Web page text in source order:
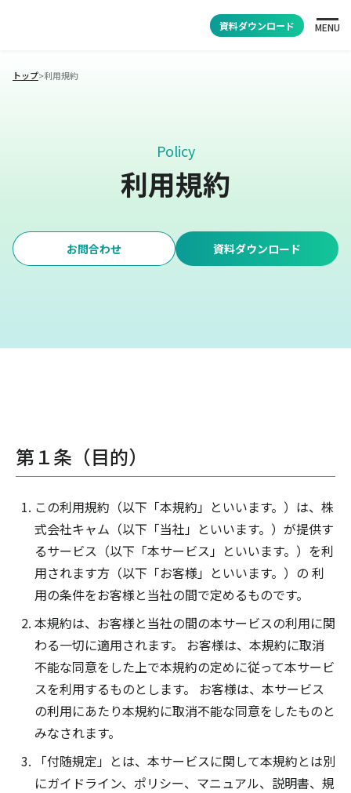
資料ダウンロード MENU
トップ>利用規約
Policy
利用規約
お問合わせ 資料ダウンロード
第１条（目的）
この利用規約（以下「本規約」といいます。）は、株
式会社キャム（以下「当社」といいます。）が提供す
るサービス（以下「本サービス」といいます。）を利
用されます方（以下「お客様」といいます。）の 利
用の条件をお客様と当社の間で定めるものです。
本規約は、お客様と当社の間の本サービスの利用に関
わる一切に適用されます。 お客様は、本規約に取消
不能な同意をした上で本規約の定めに従って本サービ
スを利用するものとします。 お客様は、本サービス
の利用にあたり本規約に取消不能な同意をしたものと
みなされます。
「付随規定」とは、本サービスに関して本規約とは別
にガイドライン、ポリシー、マニュアル、説明書、規